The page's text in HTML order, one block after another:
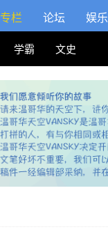
专栏 论坛 娱乐
学霸 文史